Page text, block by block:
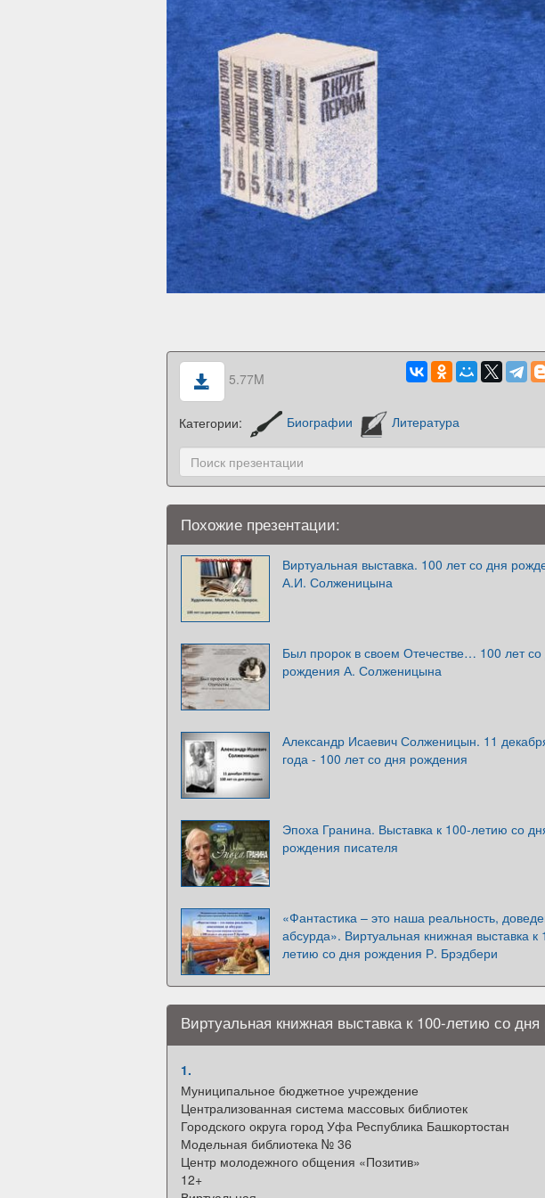
5.77M
Категории: Биографии Литература
Похожие презентации:
Виртуальная выставка. 100 лет со дня
А.И. Солженицына
Был пророк в своем Отечестве… 100 лет со
рождения А. Солженицына
Александр Исаевич Солженицын. 11
года - 100 лет со дня рождения
Эпоха Гранина. Выставка к 100-летию со
рождения писателя
«Фантастика – это наша реальность,
абсурда». Виртуальная книжная выставка к
летию со дня рождения Р. Брэдбери
Виртуальная книжная выставка к 100-летию со
1.
Муниципальное бюджетное учреждение
Централизованная система массовых библиотек
Городского округа город Уфа Республика Башкортостан
Модельная библиотека № 36
Центр молодежного общения «Позитив»
12+